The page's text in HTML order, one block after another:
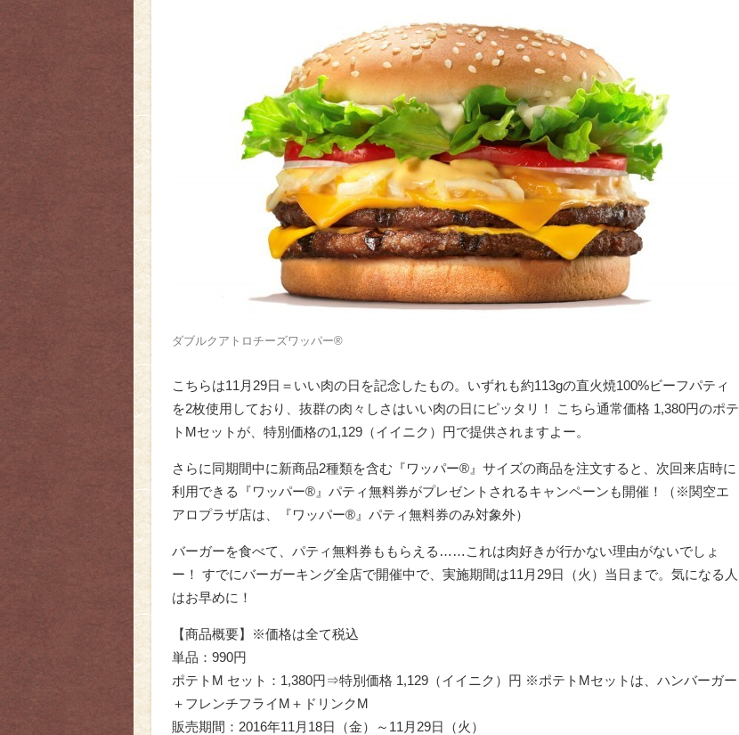
ダブルクアトロチーズワッパー®
こちらは11月29日＝いい肉の日を記念したもの。いずれも約113gの直火焼100%ビーフパティ
を2枚使用しており、抜群の肉々しさはいい肉の日にピッタリ！ こちら通常価格 1,380円のポテ
トMセットが、特別価格の1,129（イイニク）円で提供されますよー。
さらに同期間中に新商品2種類を含む『ワッパー®』サイズの商品を注文すると、次回来店時に
利用できる『ワッパー®』パティ無料券がプレゼントされるキャンペーンも開催！（※関空エ
アロプラザ店は、『ワッパー®』パティ無料券のみ対象外）
バーガーを食べて、パティ無料券ももらえる……これは肉好きが行かない理由がないでしょ
ー！ すでにバーガーキング全店で開催中で、実施期間は11月29日（火）当日まで。気になる人
はお早めに！
【商品概要】※価格は全て税込
単品：990円
ポテトM セット：1,380円⇒特別価格 1,129（イイニク）円 ※ポテトMセットは、ハンバーガー
＋フレンチフライM＋ドリンクM
販売期間：2016年11月18日（金）～11月29日（火）